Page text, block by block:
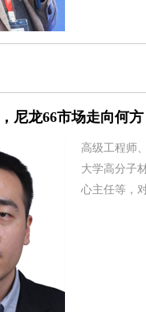
尼龙66市场走向何
高级工程师
大学高分子
心主任等，
司
司
司
司
司